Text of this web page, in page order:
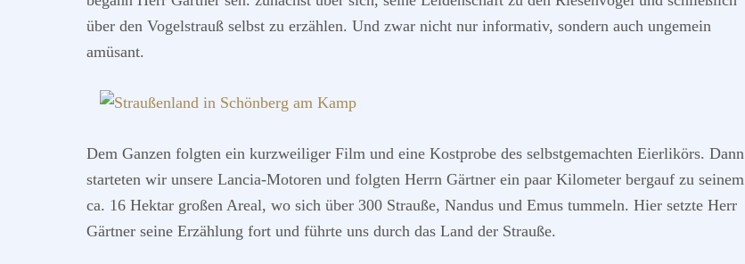
über den Vogelstrauß selbst zu erzählen. Und zwar nicht nur informativ, sondern auch ungemein
amüsant.
Dem Ganzen folgten ein kurzweiliger Film und eine Kostprobe des selbstgemachten Eierlikörs. Dann
starteten wir unsere Lancia-Motoren und folgten Herrn Gärtner ein paar Kilometer bergauf zu seinem
ca. 16 Hektar großen Areal, wo sich über 300 Strauße, Nandus und Emus tummeln. Hier setzte Herr
Gärtner seine Erzählung fort und führte uns durch das Land der Strauße.